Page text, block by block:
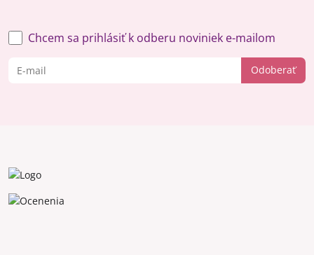
Odoberať
Chcem sa prihlásiť k odberu noviniek e-mailom